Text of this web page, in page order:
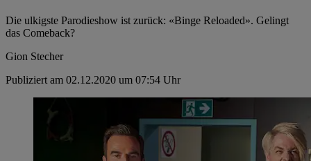
Die ulkigste Parodieshow ist zurück: «Binge Reloaded». Gelingt
das Comeback?
Gion Stecher
Publiziert am 02.12.2020 um 07:54 Uhr